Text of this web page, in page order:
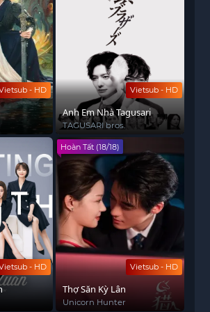
- HD Vietsub - HD
Anh Em Nhà Tagusari
TAGUSARI bros.
- HD Vietsub - HD
Hoàn Tất (18/18)
Thợ Săn Kỳ Lân
Unicorn Hunter